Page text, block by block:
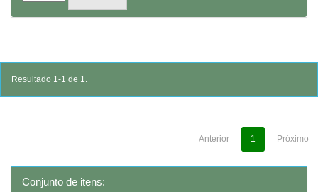
Resultado 1-1 de 1.
Anterior 1 Próximo
Conjunto de itens: